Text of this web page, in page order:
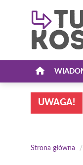
UWAGA!
Strona główna /